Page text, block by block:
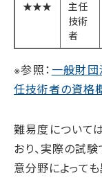
★★★
主任
技術
者
※参照： 一般財
任技術者の資格
難易度について
おり、実際の試験
意分野によっても